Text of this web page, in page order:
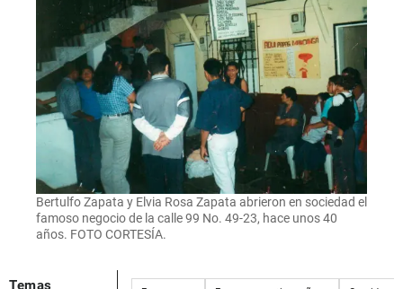
Bertulfo Zapata y Elvia Rosa Zapata abrieron en sociedad el
famoso negocio de la calle 99 No. 49-23, hace unos 40
años. FOTO CORTESÍA.
Temas